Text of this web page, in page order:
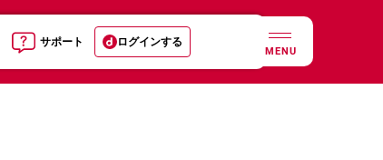
サポート ログインする
MENU